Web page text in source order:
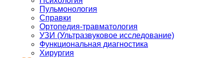
Пульмонология
Справки
Ортопедия-травматология
УЗИ (Ультразвуковое исследование)
Функциональная диагностика
Хирургия